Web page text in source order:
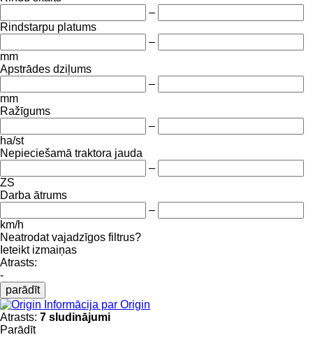
–
Rindstarpu platums
–
mm
Apstrādes dziļums
–
mm
Ražīgums
–
ha/st
Nepieciešamā traktora jauda
–
ZS
Darba ātrums
–
km/h
Neatrodat vajadzīgos filtrus?
Ieteikt izmaiņas
Atrasts:
-
parādīt
Informācija par Origin
Atrasts: 7 sludinājumi
Parādīt